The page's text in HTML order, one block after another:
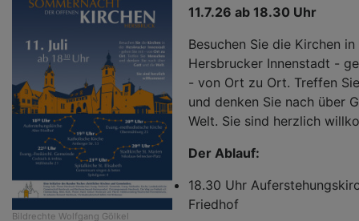
Bildrechte Wolfgang Gölkel
11.7.26 ab 18.30 Uhr
Besuchen Sie die Kirchen
Hersbrucker Innenstadt -
- von Ort zu Ort. Treffen
und denken Sie nach über
Welt. Sie sind herzlich
Der Ablauf:
18.30 Uhr
Friedhof